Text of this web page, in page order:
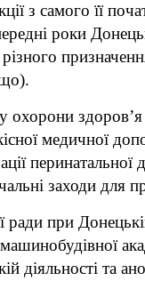
з самого її
роки
охорони
медичної
заходи для
при
діяльності та